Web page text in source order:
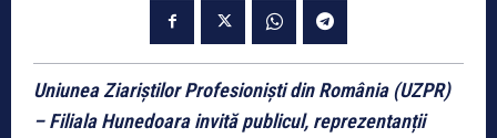
Uniunea Ziariștilor Profesioniști din România (UZPR)
– Filiala Hunedoara invită publicul, reprezentanții